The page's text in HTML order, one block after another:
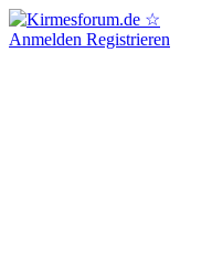
Anmelden Registrieren